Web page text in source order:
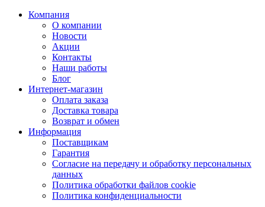
Компания
О компании
Новости
Акции
Контакты
Наши работы
Блог
Интернет-магазин
Оплата заказа
Доставка товара
Возврат и обмен
Информация
Поставщикам
Гарантия
Согласие на передачу и обработку персональных
данных
Политика обработки файлов cookie
Политика конфиденциальности